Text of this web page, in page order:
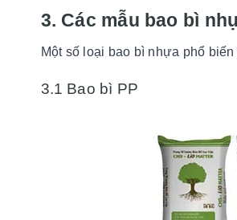
3. Các mẫu bao bì
Một số loại bao bì nhựa phổ
3.1 Bao bì PP